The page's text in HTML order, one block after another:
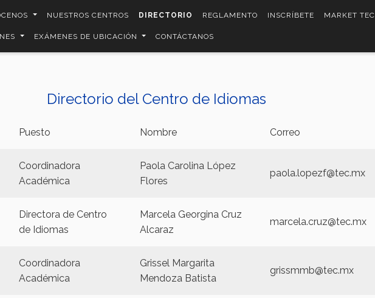
NUESTROS CENTROS DIRECTORIO REGLAMENTO INSCRÍBETE MARKET TEC
EXÁMENES DE UBICACIÓN CONTÁCTANOS
Directorio del Centro de Idiomas
Puesto Nombre Correo
Coordinadora
Académica
Paola Carolina López
Flores
paola.lopezf@tec.mx
Directora de Centro
de Idiomas
Marcela Georgina Cruz
Alcaraz
marcela.cruz@tec.mx
Coordinadora
Académica
Grissel Margarita
Mendoza Batista
grissmmb@tec.mx